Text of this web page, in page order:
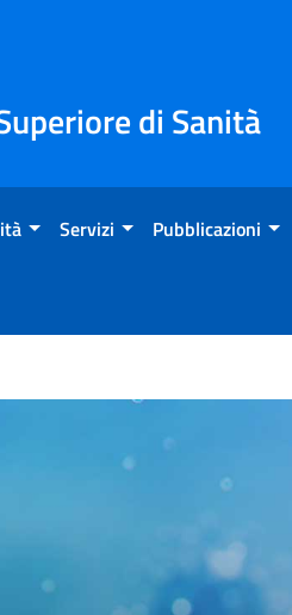
di Sanità
Servizi Pubblicazioni